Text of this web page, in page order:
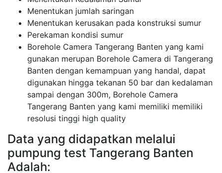
Menentukan jumlah saringan
Menentukan kerusakan pada konstruksi sumur
Perekaman kondisi sumur
Borehole Camera Tangerang Banten yang kami
gunakan merupan Borehole Camera di Tangerang
Banten dengan kemampuan yang handal, dapat
digunakan hingga tekanan 50 bar dan kedalaman
sampai dengan 300m, Borehole Camera
Tangerang Banten yang kami memiliki memiliki
resolusi tinggi high quality
Data yang didapatkan melalui
pumpung test Tangerang Banten
Adalah: